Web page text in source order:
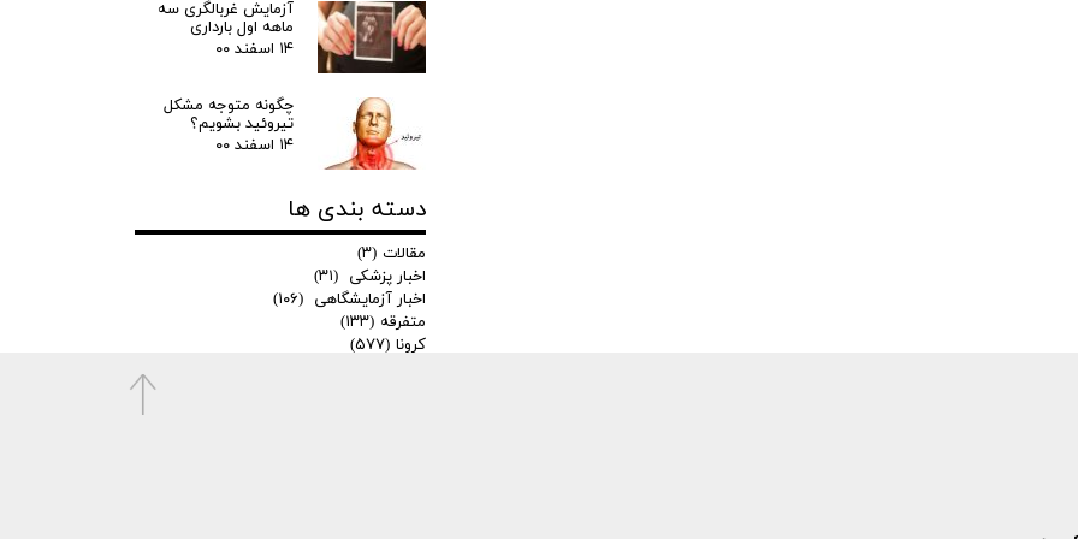
آزمایش غربالگری سه
ماهه اول بارداری
۱۴ اسفند ۰۰
چگونه متوجه مشکل
تیروئید بشویم؟
۱۴ اسفند ۰۰
دسته بندی ها
مقالات (۳)
اخبار پزشکی (۳۱)
اخبار آزمایشگاهی (۱۰۶)
متفرقه (۱۳۳)
کرونا (۵۷۷)